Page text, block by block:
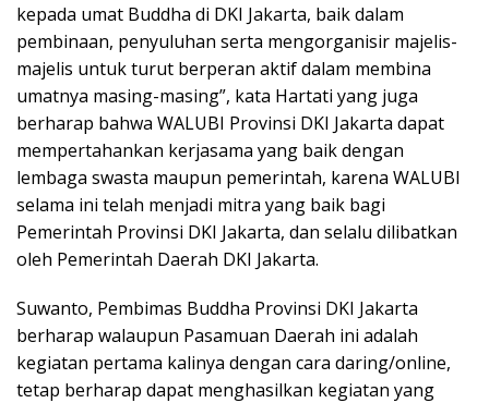
kepada umat Buddha di DKI Jakarta, baik dalam
pembinaan, penyuluhan serta mengorganisir majelis-
majelis untuk turut berperan aktif dalam membina
umatnya masing-masing”, kata Hartati yang juga
berharap bahwa WALUBI Provinsi DKI Jakarta dapat
mempertahankan kerjasama yang baik dengan
lembaga swasta maupun pemerintah, karena WALUBI
selama ini telah menjadi mitra yang baik bagi
Pemerintah Provinsi DKI Jakarta, dan selalu dilibatkan
oleh Pemerintah Daerah DKI Jakarta.
Suwanto, Pembimas Buddha Provinsi DKI Jakarta
berharap walaupun Pasamuan Daerah ini adalah
kegiatan pertama kalinya dengan cara daring/online,
tetap berharap dapat menghasilkan kegiatan yang